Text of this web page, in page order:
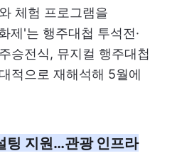
체험 프로그램을
제'는 행주대첩 투석전·
승전식, 뮤지컬 행주대첩
적으로 재해석해 5월에
팅 지원…관광 인프라